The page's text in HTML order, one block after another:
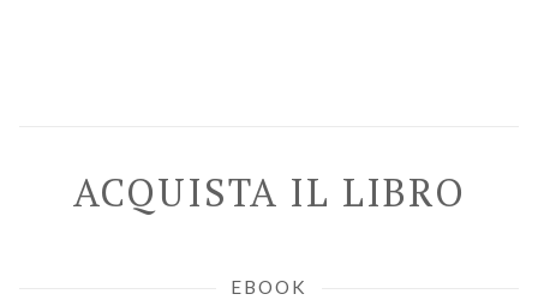
ACQUISTA IL LIBRO
EBOOK